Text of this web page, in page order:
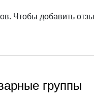
Чтобы добавить
группы